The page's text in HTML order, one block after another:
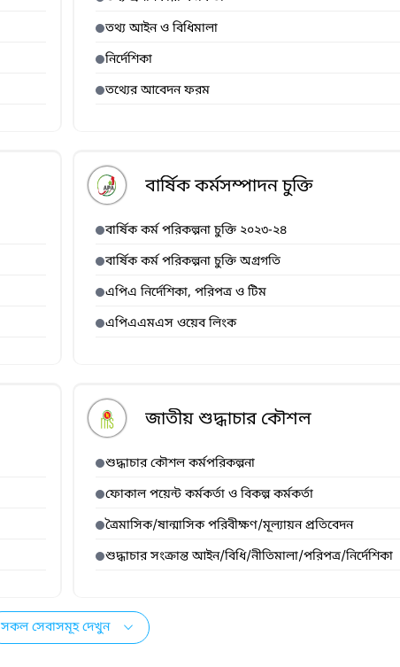
তথ্য আইন ও বিধিমালা
নির্দেশিকা
তথ্যের আবেদন ফরম
বার্ষিক কর্মসম্পাদন চুক্তি
বার্ষিক কর্ম পরিকল্পনা চুক্তি ২০২৩-২৪
বার্ষিক কর্ম পরিকল্পনা চুক্তি অগ্রগতি
এপিএ নির্দেশিকা, পরিপত্র ও টিম
এপিএএমএস ওয়েব লিংক
জাতীয় শুদ্ধাচার কৌশল
শুদ্ধাচার কৌশল কর্মপরিকল্পনা
ফোকাল পয়েন্ট কর্মকর্তা ও বিকল্প কর্মকর্তা
ত্রৈমাসিক/ষান্মাসিক পরিবীক্ষণ/মূল্যায়ন প্রতিবেদন
শুদ্ধাচার সংক্রান্ত আইন/বিধি/নীতিমালা/পরিপত্র/নির্দেশিকা
সকল সেবাসমূহ দেখুন